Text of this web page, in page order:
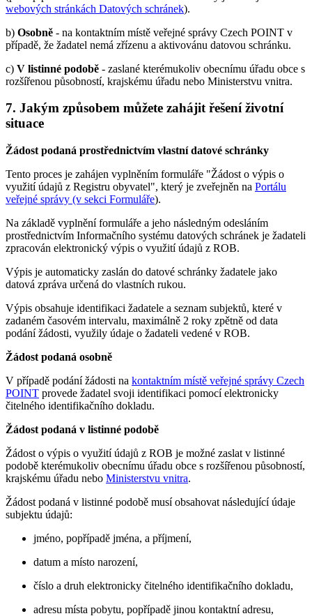
webových stránkách Datových schránek).
b) Osobně - na kontaktním místě veřejné správy Czech POINT v
případě, že žadatel nemá zřízenu a aktivovánu datovou schránku.
c) V listinné podobě - zaslané kterémukoliv obecnímu úřadu obce s
rozšířenou působností, krajskému úřadu nebo Ministerstvu vnitra.
7. Jakým způsobem můžete zahájit řešení životní
situace
Žádost podaná prostřednictvím vlastní datové schránky
Tento proces je zahájen vyplněním formuláře "Žádost o výpis o
využití údajů z Registru obyvatel", který je zveřejněn na Portálu
veřejné správy (v sekci Formuláře).
Na základě vyplnění formuláře a jeho následným odesláním
prostřednictvím Informačního systému datových schránek je žadateli
zpracován elektronický výpis o využití údajů z ROB.
Výpis je automaticky zaslán do datové schránky žadatele jako
datová zpráva určená do vlastních rukou.
Výpis obsahuje identifikaci žadatele a seznam subjektů, které v
zadaném časovém intervalu, maximálně 2 roky zpětně od data
podání žádosti, využily údaje o žadateli vedené v ROB.
Žádost podaná osobně
V případě podání žádosti na kontaktním místě veřejné správy Czech
POINT provede žadatel svoji identifikaci pomocí elektronicky
čitelného identifikačního dokladu.
Žádost podaná v listinné podobě
Žádost o výpis o využití údajů z ROB je možné zaslat v listinné
podobě kterémukoliv obecnímu úřadu obce s rozšířenou působností,
krajskému úřadu nebo Ministerstvu vnitra.
Žádost podaná v listinné podobě musí obsahovat následující údaje
subjektu údajů:
jméno, popřípadě jména, a příjmení,
datum a místo narození,
číslo a druh elektronicky čitelného identifikačního dokladu,
adresu místa pobytu, popřípadě jinou kontaktní adresu,